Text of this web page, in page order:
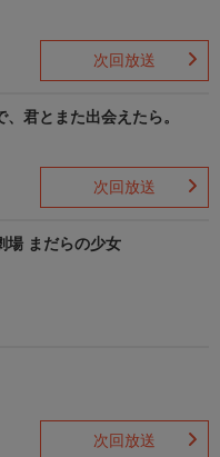
次回放送
君とまた出会えたら。
次回放送
場 まだらの少女
次回放送